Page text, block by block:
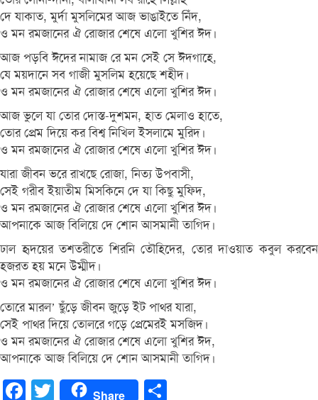
দে যাকাত, মুর্দা মুসলিমের আজ ভাঙাইতে নিঁদ,
ও মন রমজানের ঐ রোজার শেষে এলো খুশির ঈদ।
আজ পড়বি ঈদের নামাজ রে মন সেই সে ঈদগাহে,
যে ময়দানে সব গাজী মুসলিম হয়েছে শহীদ।
ও মন রমজানের ঐ রোজার শেষে এলো খুশির ঈদ।
আজ ভুলে যা তোর দোস্ত-দুশমন, হাত মেলাও হাতে,
তোর প্রেম দিয়ে কর বিশ্ব নিখিল ইসলামে মুরিদ।
ও মন রমজানের ঐ রোজার শেষে এলো খুশির ঈদ।
যারা জীবন ভরে রাখছে রোজা, নিত্য উপবাসী,
সেই গরীব ইয়াতীম মিসকিনে দে যা কিছু মুফিদ,
ও মন রমজানের ঐ রোজার শেষে এলো খুশির ঈদ।
আপনাকে আজ বিলিয়ে দে শোন আসমানী তাগিদ।
ঢাল হৃদয়ের তশতরীতে শিরনি তৌহিদের, তোর দাওয়াত কবুল করবেন
হজরত হয় মনে উম্মীদ।
ও মন রমজানের ঐ রোজার শেষে এলো খুশির ঈদ।
তোরে মারল’ ছুঁড়ে জীবন জুড়ে ইট পাথর যারা,
সেই পাথর দিয়ে তোলরে গড়ে প্রেমেরই মসজিদ।
ও মন রমজানের ঐ রোজার শেষে এলো খুশির ঈদ,
আপনাকে আজ বিলিয়ে দে শোন আসমানী তাগিদ।
FacebookTwitter Share